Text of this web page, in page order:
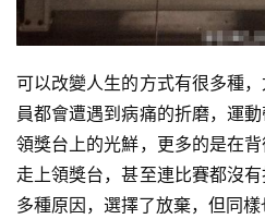
可以改變人生的方式有很多種
員都會遭遇到病痛的折磨，運
領獎台上的光鮮，更多的是在
走上領獎台，甚至連比賽都沒
多種原因，選擇了放棄，但同樣